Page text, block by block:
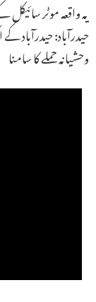
یہ واقعہ موٹر
حیدرآباد:
وحشیانہ حملے کا سامنا